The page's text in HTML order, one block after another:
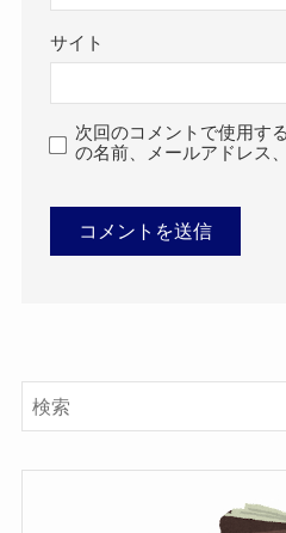
サイト
次回のコメントで使用す
の名前、メールアドレス